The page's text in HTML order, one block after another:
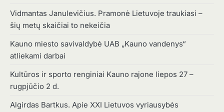
Vidmantas Janulevičius. Pramonė Lietuvoje traukiasi –
šių metų skaičiai to nekeičia
Kauno miesto savivaldybė UAB „Kauno vandenys“
atliekami darbai
Kultūros ir sporto renginiai Kauno rajone liepos 27 –
rugpjūčio 2 d.
Algirdas Bartkus. Apie XXI Lietuvos vyriausybės